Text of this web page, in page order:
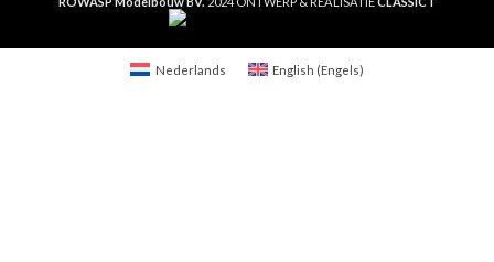
Nederlands English (Engels)